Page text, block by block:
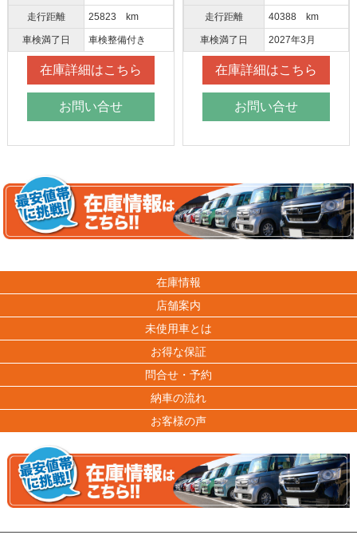
km
検整備付き
こちら
走行距離 40388 km
車検満了日 2027年3月
在庫詳細はこちら
走行距離
車検満了日
在庫詳細
在庫情報
店舗案内
未使用車とは
お得な保証
問合せ・予約
納車の流れ
お客様の声